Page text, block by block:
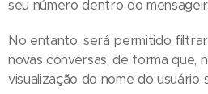
seu número dentro do
No entanto, será permitido
novas conversas, de forma que,
visualização do nome do usuário